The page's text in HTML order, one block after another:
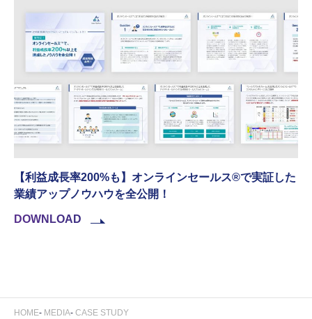
【利益成長率200%も】オンラインセールス®︎で実証した
業績アップノウハウを全公開！
DOWNLOAD
HOME MEDIA CASE STUDY